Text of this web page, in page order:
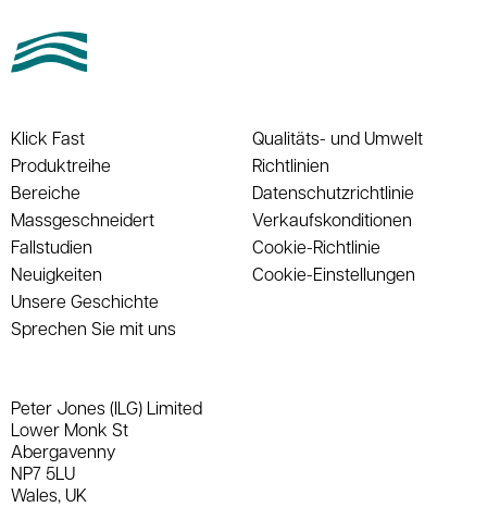
Klick Fast
Produktreihe
Bereiche
Massgeschneidert
Fallstudien
Neuigkeiten
Unsere Geschichte
Sprechen Sie mit uns
Qualitäts- und Umwelt
Richtlinien
Datenschutzrichtlinie
Verkaufskonditionen
Cookie-Richtlinie
Cookie-Einstellungen
Peter Jones (ILG) Limited
Lower Monk St
Abergavenny
NP7 5LU
Wales, UK